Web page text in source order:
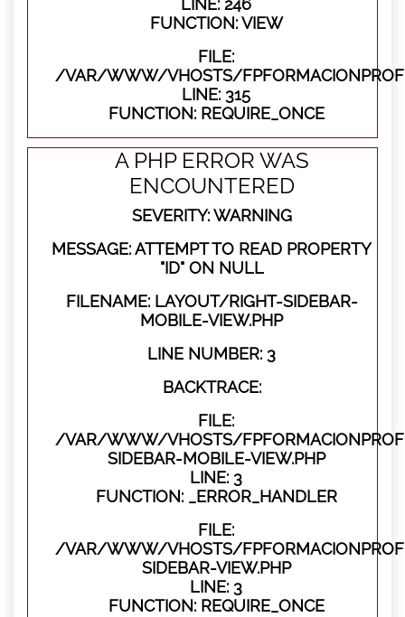
LINE: 246
FUNCTION: VIEW
FILE:
/VAR/WWW/VHOSTS/
LINE: 315
FUNCTION: REQUIRE_ONCE
A PHP ERROR WAS
ENCOUNTERED
SEVERITY: WARNING
MESSAGE: ATTEMPT TO READ PROPERTY
"ID" ON NULL
FILENAME: LAYOUT/RIGHT-SIDEBAR-
MOBILE-VIEW.PHP
LINE NUMBER: 3
BACKTRACE:
FILE:
/VAR/WWW/VHOSTS/
SIDEBAR-MOBILE-VIEW.PHP
LINE: 3
FUNCTION: _ERROR_HANDLER
FILE:
/VAR/WWW/VHOSTS/
SIDEBAR-VIEW.PHP
LINE: 3
FUNCTION: REQUIRE_ONCE